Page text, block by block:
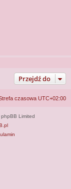
Przejdź do
czasowa UTC+02:00
Limited